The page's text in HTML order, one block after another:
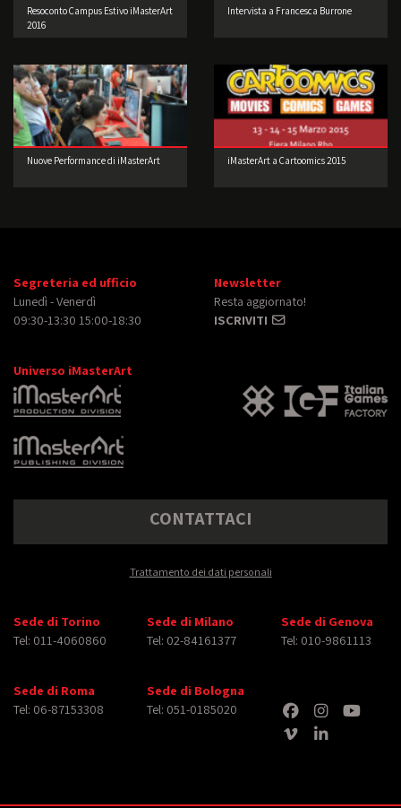
Resoconto Campus Estivo iMasterArt
2016
Intervista a Francesca Burrone
Nuove Performance di iMasterArt iMasterArt a Cartoomics 2015
Segreteria ed ufficio
Lunedì - Venerdì
09:30-13:30 15:00-18:30
Newsletter
Resta aggiornato!
ISCRIVITI
Universo iMasterArt
CONTATTACI
Trattamento dei dati personali
Sede di Torino
Tel: 011-4060860
Sede di Milano
Tel: 02-84161377
Sede di Genova
Tel: 010-9861113
Sede di Roma
Tel: 06-87153308
Sede di Bologna
Tel: 051-0185020